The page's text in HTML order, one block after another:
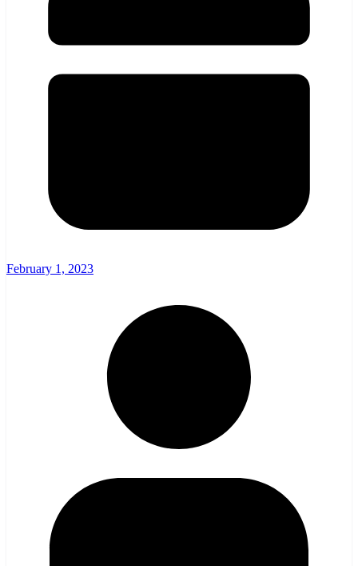
February 1, 2023